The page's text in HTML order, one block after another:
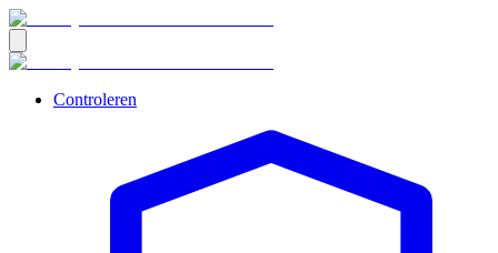
Controleren